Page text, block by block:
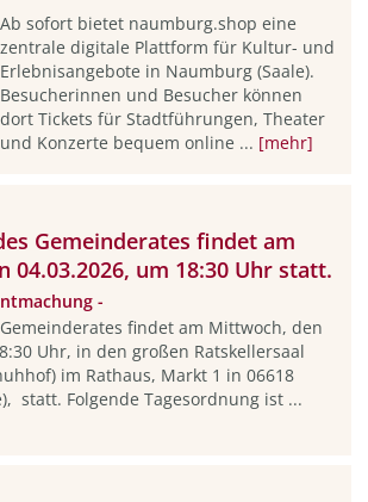
Ab sofort bietet naumburg.shop eine
zentrale digitale Plattform für Kultur- und
Erlebnisangebote in Naumburg (Saale).
Besucherinnen und Besucher können
dort Tickets für Stadtführungen, Theater
und Konzerte bequem online ... [mehr]
Gemeinderates findet am
04.03.2026, um 18:30 Uhr statt.
-
findet am Mittwoch, den
Uhr, in den großen Ratskellersaal
im Rathaus, Markt 1 in 06618
statt. Folgende Tagesordnung ist ...